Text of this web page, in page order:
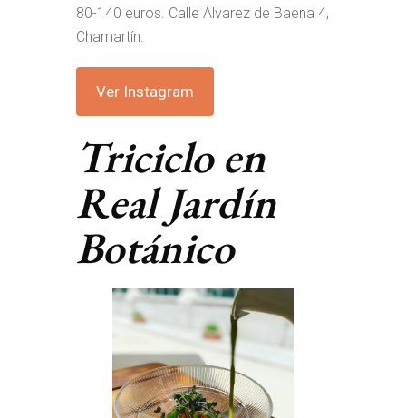
80-140 euros. Calle Álvarez de Baena 4,
Chamartín.
Ver Instagram
Triciclo en
Real Jardín
Botánico